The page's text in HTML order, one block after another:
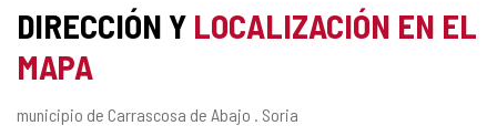
DIRECCIÓN Y LOCALIZACIÓN EN EL
MAPA
Dirección
municipio de Carrascosa de Abajo . Soria